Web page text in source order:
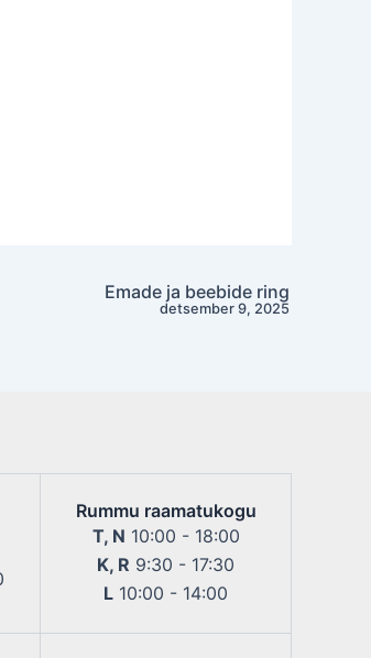
Emade ja beebide ring
detsember 9, 2025
Rummu raamatukogu
T, N 10:00 - 18:00
K, R 9:30 - 17:30
L 10:00 - 14:00